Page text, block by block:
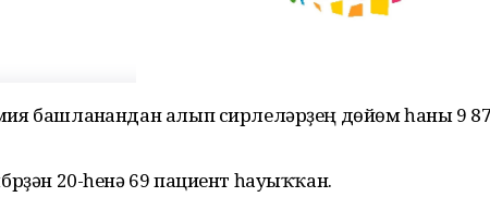
башланғандан алып сирлеләрҙең дөйөм һаны 9
20-һенә 69 пациент һауыҡҡан.